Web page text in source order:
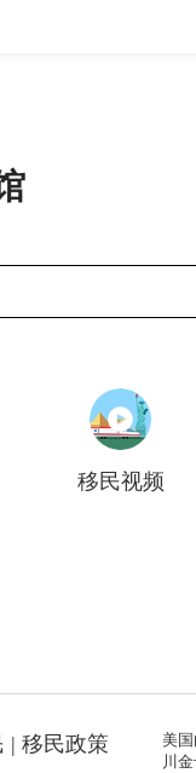
移民视频
| 移民政策
美
川